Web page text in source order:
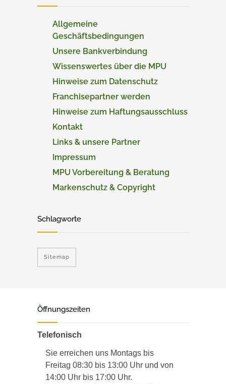
Allgemeine
Geschäftsbedingungen
Unsere Bankverbindung
Wissenswertes über die MPU
Hinweise zum Datenschutz
Franchisepartner werden
Hinweise zum Haftungsausschluss
Kontakt
Links & unsere Partner
Impressum
MPU Vorbereitung & Beratung
Markenschutz & Copyright
Schlagworte
Sitemap
Öffnungszeiten
Telefonisch
Sie erreichen uns Montags bis
Freitag 08:30 bis 13:00 Uhr und von
14:00 Uhr bis 17:00 Uhr.